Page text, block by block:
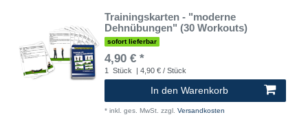
Trainingskarten - "moderne
Dehnübungen" (30 Workouts)
sofort lieferbar
4,90 € *
1 Stück | 4,90 € / Stück
In den Warenkorb
* inkl. ges. MwSt. zzgl. Versandkosten